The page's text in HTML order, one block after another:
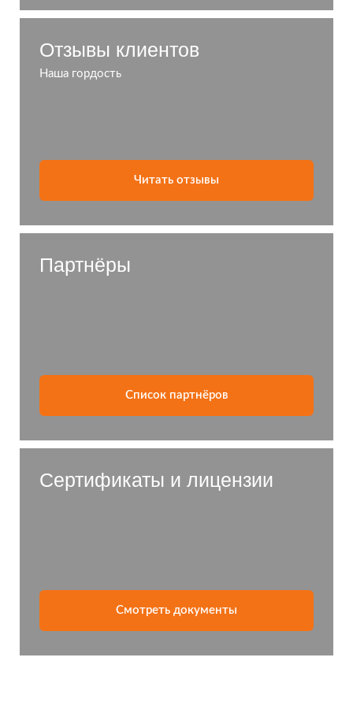
Отзывы клиентов
Наша гордость
Читать отзывы
Партнёры
Список партнёров
Сертификаты и лицензии
Смотреть документы